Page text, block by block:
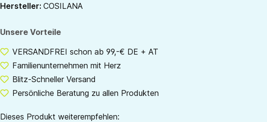
Hersteller: COSILANA
Unsere Vorteile
VERSANDFREI schon ab 99,-€ DE + AT
Familienunternehmen mit Herz
Blitz-Schneller Versand
Persönliche Beratung zu allen Produkten
Dieses Produkt weiterempfehlen: